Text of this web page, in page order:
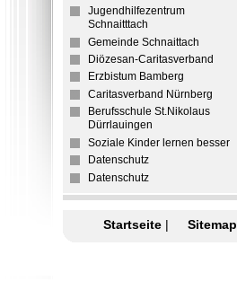
Jugendhilfezentrum
Schnaitttach
Gemeinde Schnaittach
Diözesan-Caritasverband
Erzbistum Bamberg
Caritasverband Nürnberg
Berufsschule St.Nikolaus
Dürrlauingen
Soziale Kinder lernen besser
Datenschutz
Datenschutz
Startseite| Sitemap